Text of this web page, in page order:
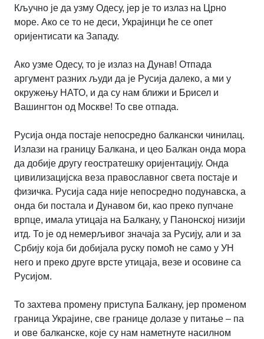
Кључно је да узму Одесу, јер је то излаз на Црно
море. Ако се то не деси, Украјинци ће се опет
оријентисати ка Западу.
Ако узме Одесу, то је излаз на Дунав! Отпада
аргумент разних људи да је Русија далеко, а ми у
окружењу НАТО, и да су нам ближи и Брисел и
Вашингтон од Москве! То све отпада.
Русија онда постаје непосредно балкански чинилац.
Излази на границу Балкана, и цео Балкан онда мора
да добије другу геостратешку оријентацију. Онда
цивилизацијска веза православног света постаје и
физичка. Русија сада није непосредно подунавска, а
онда би постала и Дунавом би, као преко пупчане
врпце, имала утицаја на Балкану, у Панонској низији
итд. То је од немерљивог значаја за Русију, али и за
Србију која би добијала руску помоћ не само у УН
него и преко друге врсте утицаја, везе и осовине са
Русијом.
То захтева промену приступа Балкану, јер променом
граница Украјине, све границе долазе у питање – па
и ове балканске, које су нам наметнуте насилном